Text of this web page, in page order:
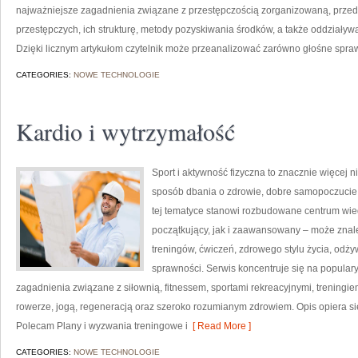
najważniejsze zagadnienia związane z przestępczością zorganizowaną,
przestępczych, ich strukturę, metody pozyskiwania środków, a także
Dzięki licznym artykułom czytelnik może przeanalizować zarówno głośne
CATEGORIES: NOWE TECHNOLOGIE
Kardio i wytrzymałość
Sport i aktywność fizyczna to znacznie więcej
sposób dbania o zdrowie, dobre
tej tematyce stanowi rozbudowane centrum
początkujący, jak i zaawansowany – może
treningów, ćwiczeń, zdrowego stylu życia,
sprawności. Serwis koncentruje się na
zagadnienia związane z siłownią, fitnessem, sportami rekreacyjnymi,
rowerze, jogą, regeneracją oraz szeroko rozumianym zdrowiem. Opis opiera
Polecam Plany i wyzwania treningowe i [ Read More ]
CATEGORIES: NOWE TECHNOLOGIE